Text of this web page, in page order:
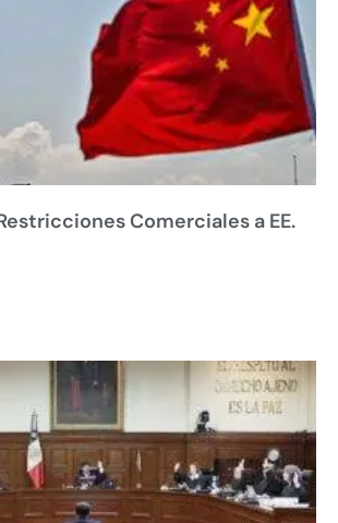
Comerciales a EE.